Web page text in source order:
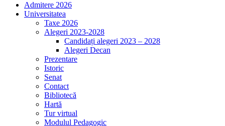
Admitere 2026
Universitatea
Taxe 2026
Alegeri 2023-2028
Candidați alegeri 2023 – 2028
Alegeri Decan
Prezentare
Istoric
Senat
Contact
Bibliotecă
Hartă
Tur virtual
Modulul Pedagogic